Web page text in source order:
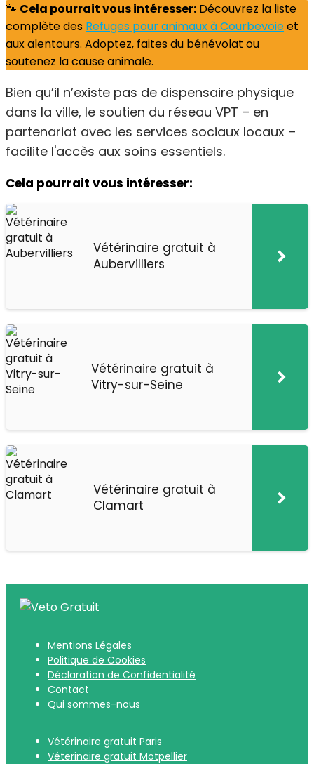
🐾 Cela pourrait vous intéresser: Découvrez la liste
complète des Refuges pour animaux à Courbevoieet
aux alentours. Adoptez, faites du bénévolat ou
soutenez la cause animale.
Bien qu’il n’existe pas de dispensaire physique
dans la ville, le soutien du réseau VPT – en
partenariat avec les services sociaux locaux –
facilite l'accès aux soins essentiels.
Cela pourrait vous intéresser:
Vétérinaire gratuit à
Aubervilliers
Vétérinaire gratuit à
Vitry-sur-Seine
Vétérinaire gratuit à
Clamart
Mentions Légales
Politique de Cookies
Déclaration de Confidentialité
Contact
Qui sommes-nous
Vétérinaire gratuit Paris
Véterinaire gratuit Motpellier